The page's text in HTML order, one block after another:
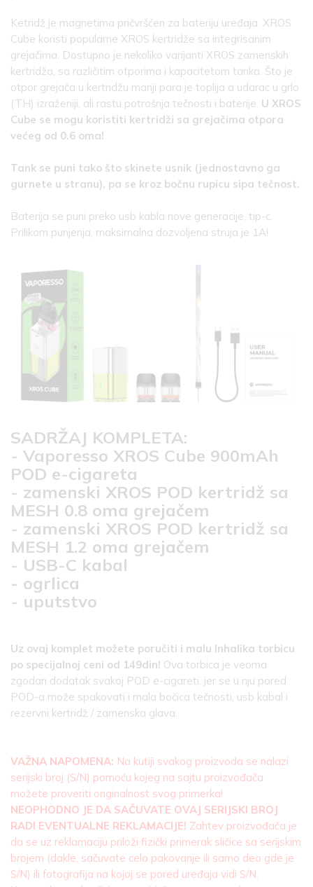
Ketridž je magnetima pričvršćen za bateriju uređaja. XROS
Cube koristi popularne XROS kertridže sa integrisanim
grejačima. Dostupno je nekoliko varijanti XROS zamenskih
kertridža, sa različitim otporima i kapacitetom tanka. Što je
otpor grejača u kertridžu manji para je toplija a udarac u grlo
(TH) izraženiji, ali rastu potrošnja tečnosti i baterije. U XROS
Cube se mogu koristiti kertridži sa grejačima otpora
većeg od 0.6 oma!
Tank se puni tako što skinete usnik (jednostavno ga
gurnete u stranu), pa se kroz bočnu rupicu sipa tečnost.
Baterija se puni preko usb kabla nove generacije, tip-c.
Prilikom punjenja, maksimalna dozvoljena struja je 1A!
SADRŽAJ KOMPLETA:
- Vaporesso XROS Cube 900mAh
POD e-cigareta
- zamenski XROS POD kertridž sa
MESH 0.8 oma grejačem
- zamenski XROS POD kertridž sa
MESH 1.2 oma grejačem
- USB-C kabal
- ogrlica
- uputstvo
Uz ovaj komplet možete poručiti i malu Inhalika torbicu
po specijalnoj ceni od 149din! Ova torbica je veoma
zgodan dodatak svakoj POD e-cigareti, jer se u nju pored
POD-a može spakovati i mala bočica tečnosti, usb kabal i
rezervni kertridž / zamenska glava.
VAŽNA NAPOMENA: Na kutiji svakog proizvoda se nalazi
serijski broj (S/N) pomoću kojeg na sajtu proizvođača
možete proveriti originalnost svog primerka!
NEOPHODNO JE DA SAČUVATE OVAJ SERIJSKI BROJ
RADI EVENTUALNE REKLAMACIJE! Zahtev proizvođača je
da se uz reklamaciju priloži fizički primerak sličice sa serijskim
brojem (dakle, sačuvate celo pakovanje ili samo deo gde je
S/N) ili fotografija na kojoj se pored uređaja vidi S/N.